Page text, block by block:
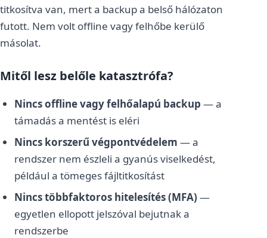
titkosítva van, mert a backup a belső hálózaton
futott. Nem volt offline vagy felhőbe kerülő
másolat.
Mitől lesz belőle katasztrófa?
Nincs offline vagy felhőalapú backup — a
támadás a mentést is eléri
Nincs korszerű végpontvédelem — a
rendszer nem észleli a gyanús viselkedést,
például a tömeges fájltitkosítást
Nincs többfaktoros hitelesítés (MFA) —
egyetlen ellopott jelszóval bejutnak a
rendszerbe